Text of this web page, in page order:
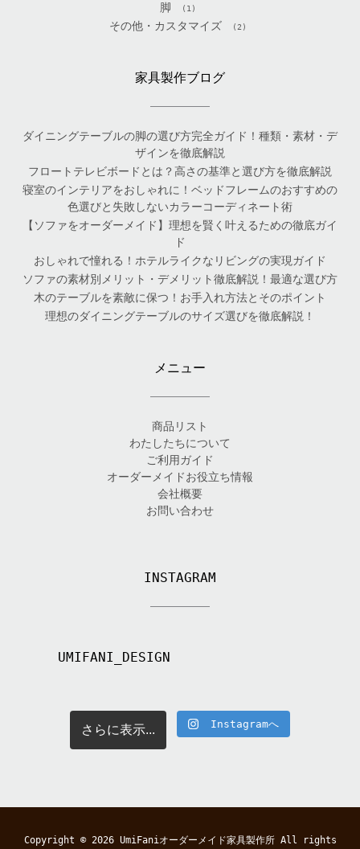
脚 (1)
その他・カスタマイズ (2)
家具製作ブログ
ダイニングテーブルの脚の選び方完全ガイド！種類・素材・デ
ザインを徹底解説
フロートテレビボードとは？高さの基準と選び方を徹底解説
寝室のインテリアをおしゃれに！ベッドフレームのおすすめの
色選びと失敗しないカラーコーディネート術
【ソファをオーダーメイド】理想を賢く叶えるための徹底ガイ
ド
おしゃれで憧れる！ホテルライクなリビングの実現ガイド
ソファの素材別メリット・デメリット徹底解説！最適な選び方
木のテーブルを素敵に保つ！お手入れ方法とそのポイント
理想のダイニングテーブルのサイズ選びを徹底解説！
メニュー
商品リスト
わたしたちについて
ご利用ガイド
オーダーメイドお役立ち情報
会社概要
お問い合わせ
INSTAGRAM
UMIFANI_DESIGN
さらに表示... Instagramへ
Copyright © 2026 UmiFaniオーダーメイド家具製作所All rights